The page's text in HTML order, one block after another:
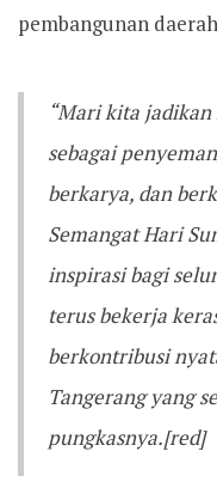
pembangunan
“Mari kita
sebagai
berkarya, dan
Semangat Hari
inspirasi bagi
terus bekerja
berkontribusi
Tangerang yang
pungkasnya.[red]